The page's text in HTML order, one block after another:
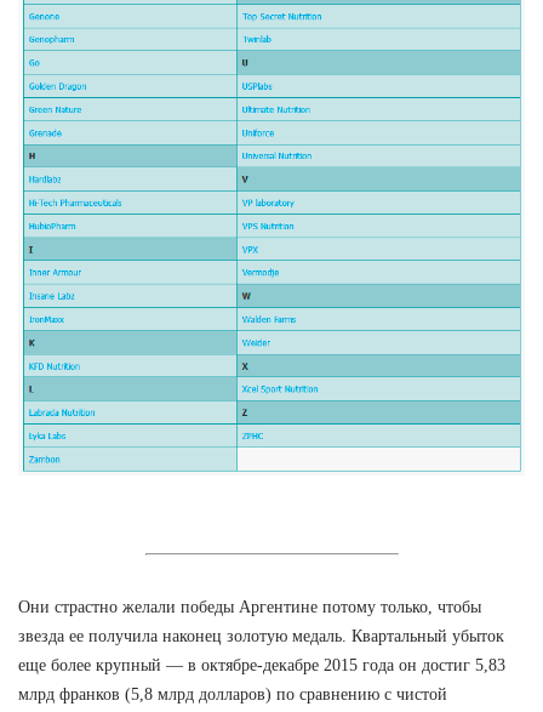
Они страстно желали победы Аргентине потому только, чтобы
звезда ее получила наконец золотую медаль. Квартальный убыток
еще более крупный — в октябре-декабре 2015 года он достиг 5,83
млрд франков (5,8 млрд долларов) по сравнению с чистой